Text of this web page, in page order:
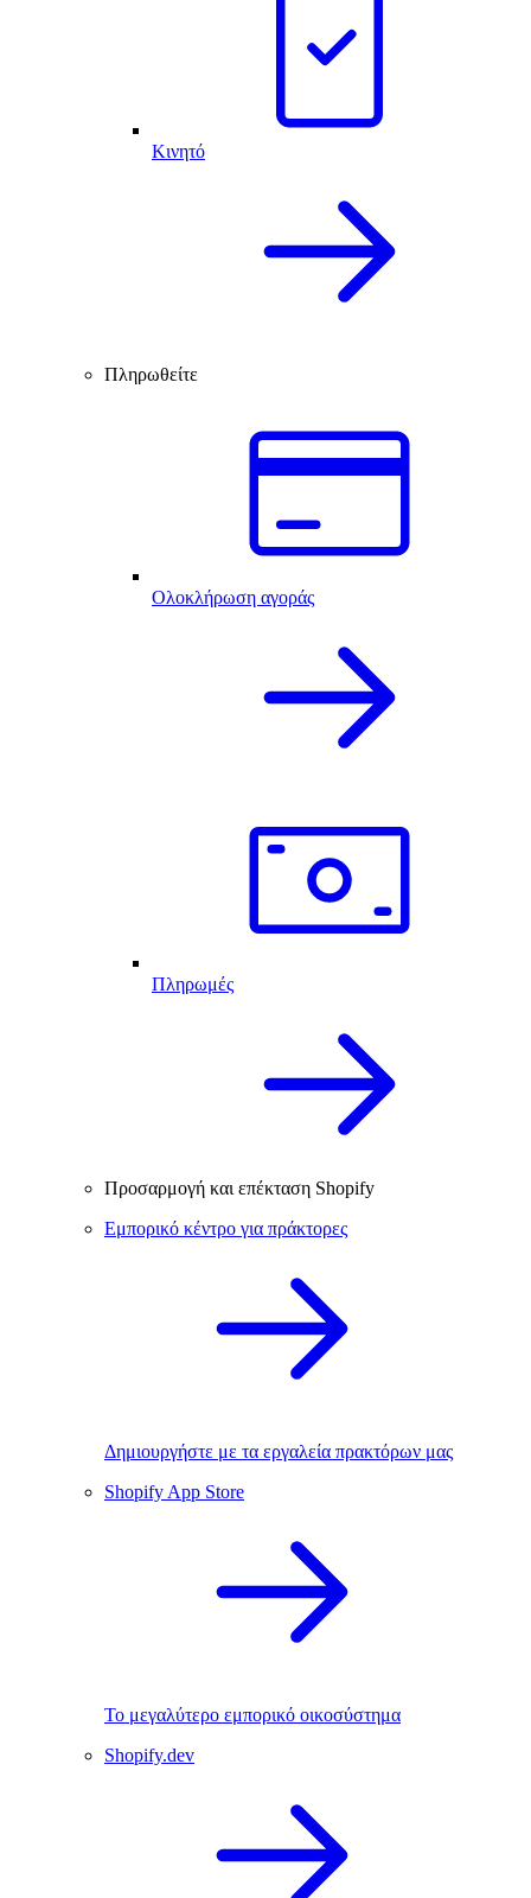
Κινητό
Πληρωθείτε
Ολοκλήρωση αγοράς
Πληρωμές
Προσαρμογή και επέκταση Shopify
Εμπορικό κέντρο για πράκτορες
Δημιουργήστε με τα εργαλεία πρακτόρων μας
Shopify App Store
Το μεγαλύτερο εμπορικό οικοσύστημα
Shopify.dev